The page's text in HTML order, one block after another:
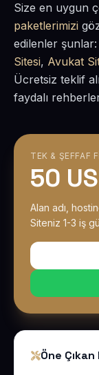
Size en uygun
paketlerimizi
edilenler şunlar:
Sitesi, Avukat
Ücretsiz teklif
faydalı
TEK & ŞEFFAF
50
Alan adı,
Siteniz 1-3 iş
Öne